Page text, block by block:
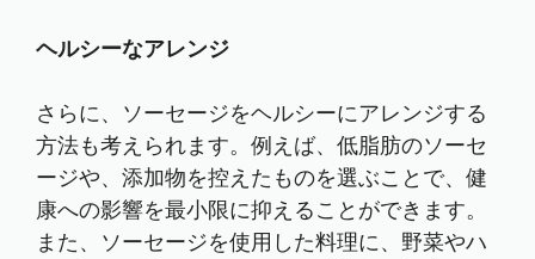
ヘルシーなアレンジ
さらに、ソーセージをヘルシーにアレンジする
方法も考えられます。例えば、低脂肪のソーセ
ージや、添加物を控えたものを選ぶことで、健
康への影響を最小限に抑えることができます。
また、ソーセージを使用した料理に、野菜やハ